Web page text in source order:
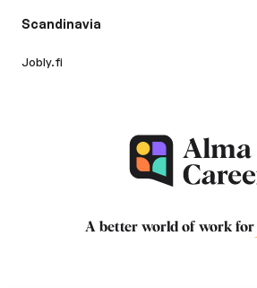
Scandinavia
Jobly.fi
A better world of work for